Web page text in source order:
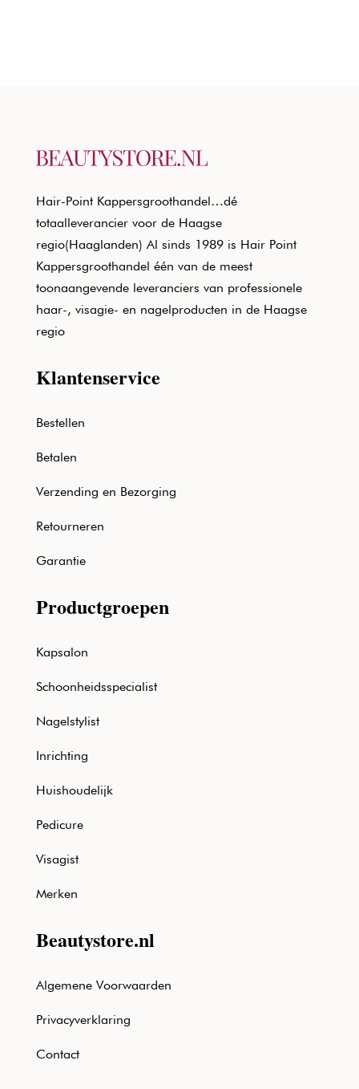
Hair-Point Kappersgroothandel…dé
totaalleverancier voor de Haagse
regio(Haaglanden) Al sinds 1989 is Hair Point
Kappersgroothandel één van de meest
toonaangevende leveranciers van professionele
haar-, visagie- en nagelproducten in de Haagse
regio
Klantenservice
Bestellen
Betalen
Verzending en Bezorging
Retourneren
Garantie
Productgroepen
Kapsalon
Schoonheidsspecialist
Nagelstylist
Inrichting
Huishoudelijk
Pedicure
Visagist
Merken
Beautystore.nl
Algemene Voorwaarden
Privacyverklaring
Contact